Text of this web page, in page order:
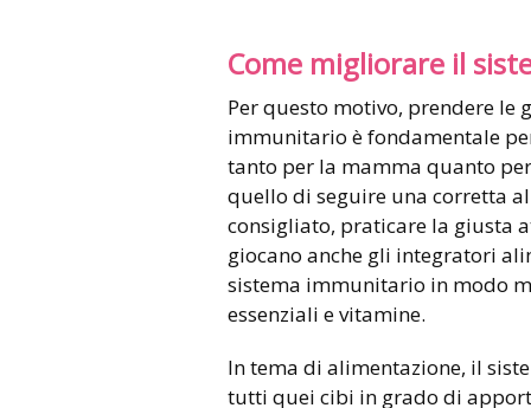
Come migliorare il
Per questo motivo, prendere le
immunitario è fondamentale
tanto per la mamma quanto
quello di seguire una corretta
consigliato, praticare la giusta
giocano anche gli integratori
sistema immunitario in modo
essenziali e vitamine.
In tema di alimentazione, il
tutti quei cibi in grado di